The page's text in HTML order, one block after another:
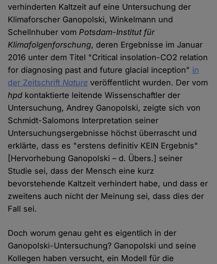
verhinderten Kaltzeit auf eine Untersuchung der
Klimaforscher Ganopolski, Winkelmann und
Schellnhuber vomPotsdam-Institut für
Klimafolgenforschung, deren Ergebnisse im Januar
2016 unter dem Titel "Critical insolation-CO2 relation
for diagnosing past and future glacial inception" in
der Zeitschrift Nature veröffentlicht wurden. Der vom
hpd kontaktierte leitende Wissenschaftler der
Untersuchung, Andrey Ganopolski, zeigte sich von
Schmidt-Salomons Interpretation seiner
Untersuchungsergebnisse höchst überrascht und
erklärte, dass es "erstens definitiv KEIN Ergebnis"
[Hervorhebung Ganopolski – d. Übers.] seiner
Studie sei, dass der Mensch eine kurz
bevorstehende Kaltzeit verhindert habe, und dass er
zweitens auch nicht der Meinung sei, dass dies der
Fall sei.
Doch worum genau geht es eigentlich in der
Ganopolski-Untersuchung? Ganopolski und seine
Kollegen haben versucht, ein Modell für die